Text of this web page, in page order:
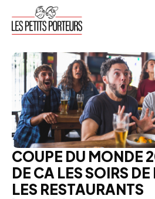
COUPE DU MONDE
DE CA LES SOIRS
LES RESTAURANTS